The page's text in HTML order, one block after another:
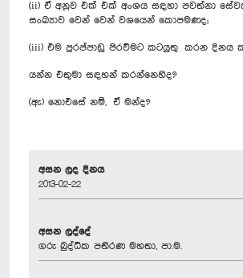
(ii) ඒ අනූව එක් එක් අංශය සඳහා පවත්නා
සංඛ්‍යාව වෙන් වෙන් වශයෙන් කොපමණද;
(iii) එම පුරප්පාඩු පිරවීමට කටයුතු කරන දිනය
යන්න එතුමා සඳහන් කරන්නෙහිද?
(ඇ) නොඑසේ නම්, ඒ මන්ද?
අසන ලද දිනය
2013-02-22
අසන ලද්දේ
ගරු බුද්ධික පතිරණ මහතා, පා.ම.